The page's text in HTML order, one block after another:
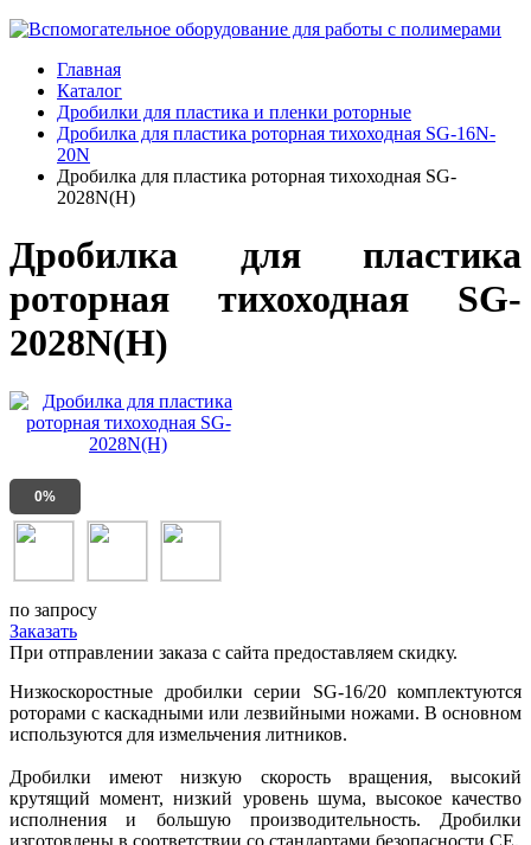
Главная
Каталог
Дробилки для пластика и пленки роторные
Дробилка для пластика роторная тихоходная SG-16N-
20N
Дробилка для пластика роторная тихоходная SG-
2028N(H)
Дробилка для пластика
роторная тихоходная SG-
2028N(H)
0%
по запросу
Заказать
При отправлении заказа с сайта предоставляем скидку.
Низкоскоростные дробилки серии SG-16/20 комплектуются
роторами с каскадными или лезвийными ножами. В основном
используются для измельчения литников.
Дробилки имеют низкую скорость вращения, высокий
крутящий момент, низкий уровень шума, высокое качество
исполнения и большую производительность. Дробилки
изготовлены в соответствии со стандартами безопасности СЕ.